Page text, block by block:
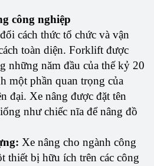
công nghiệp
cách thức tổ chức và vận
toàn diện. Forklift được
những năm đầu của thế kỷ 20
một phần quan trọng của
đại. Xe nâng được đặt tên
như chiếc nĩa để nâng đồ
Xe nâng cho ngành công
thiết bị hữu ích trên các công